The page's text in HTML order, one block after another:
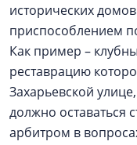
исторических
приспособлением
Как пример –
реставрацию
Захарьевской
должно оставаться
арбитром в